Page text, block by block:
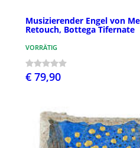
Musizierender Engel von
Retouch, Bottega Tifernate
VORRÄTIG
€ 79,90